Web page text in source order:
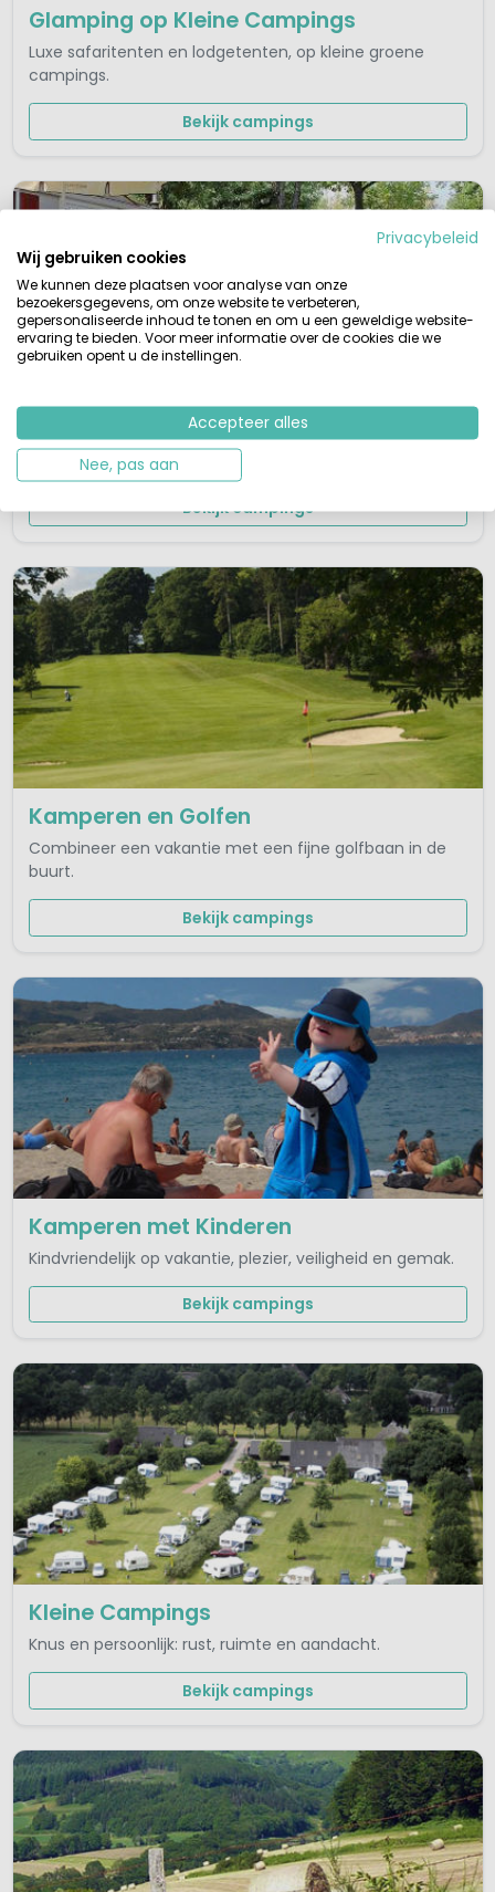
Glamping op Kleine Campings
Luxe safaritenten en lodgetenten, op kleine groene
campings.
Bekijk campings
Honden Welkom
Samen met je viervoeter op pad.
Bekijk campings
Kamperen en Golfen
Combineer een vakantie met een fijne golfbaan in de
buurt.
Bekijk campings
Kamperen met Kinderen
Kindvriendelijk op vakantie, plezier, veiligheid en gemak.
Bekijk campings
Kleine Campings
Knus en persoonlijk: rust, ruimte en aandacht.
Bekijk campings
Privacybeleid
Wij gebruiken cookies
We kunnen deze plaatsen voor analyse van onze
bezoekersgegevens, om onze website te verbeteren,
gepersonaliseerde inhoud te tonen en om u een geweldige website-
ervaring te bieden. Voor meer informatie over de cookies die we
gebruiken opent u de instellingen.
Accepteer alles
Nee, pas aan